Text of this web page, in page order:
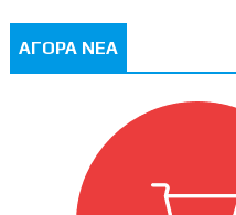
ΑΓΟΡΑ ΝΕΑ